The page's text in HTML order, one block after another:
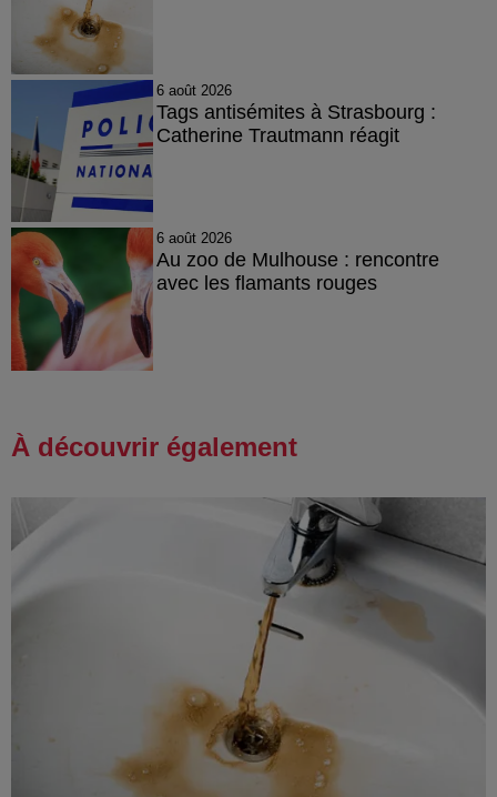
6 août 2026
Tags antisémites à Strasbourg :
Catherine Trautmann réagit
6 août 2026
Au zoo de Mulhouse : rencontre
avec les flamants rouges
À découvrir également